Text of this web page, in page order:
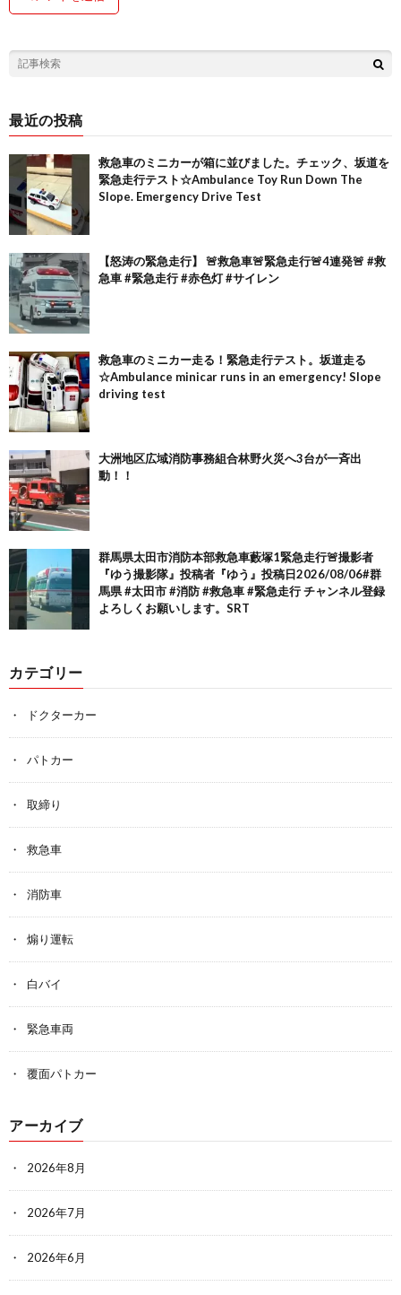
最近の投稿
救急車のミニカーが箱に並びました。チェック、坂道を
緊急走行テスト☆Ambulance Toy Run Down The
Slope. Emergency Drive Test
【怒涛の緊急走行】 🚨救急車🚨緊急走行🚨4連発🚨 #救
急車 #緊急走行 #赤色灯 #サイレン
救急車のミニカー走る！緊急走行テスト。坂道走る
☆Ambulance minicar runs in an emergency! Slope
driving test
大洲地区広域消防事務組合林野火災へ3台が一斉出
動！！
群馬県太田市消防本部救急車藪塚1緊急走行🚨撮影者
『ゆう撮影隊』投稿者『ゆう』投稿日2026/08/06#群
馬県 #太田市 #消防 #救急車 #緊急走行 チャンネル登録
よろしくお願いします。SRT
カテゴリー
ドクターカー
パトカー
取締り
救急車
消防車
煽り運転
白バイ
緊急車両
覆面パトカー
アーカイブ
2026年8月
2026年7月
2026年6月